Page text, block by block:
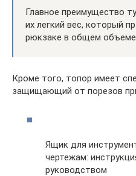
Главное преимущество
их легкий вес, который
рюкзаке в общем объеме
Кроме того, топор имеет
защищающий от порезов
Ящик для
чертежам:
руководством